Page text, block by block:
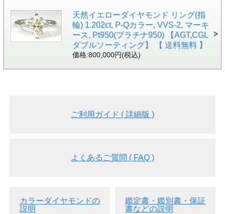
▲正面画像 通常光で黒い背景で撮影しました。
天然イエローダイヤモンド リング(指
輪) 1.202ct, P-Qカラー, VVS-2, マーキ
ース, Pt950(プラチナ950) 【AGT,CGL
ダブルソーティング】 【 送料無料 】
価格:800,000円(税込)
ご利用ガイド ( 詳細版 )
よくあるご質問 ( FAQ )
カラーダイヤモンドの
説明
鑑定書・鑑別書・保証
書などの説明